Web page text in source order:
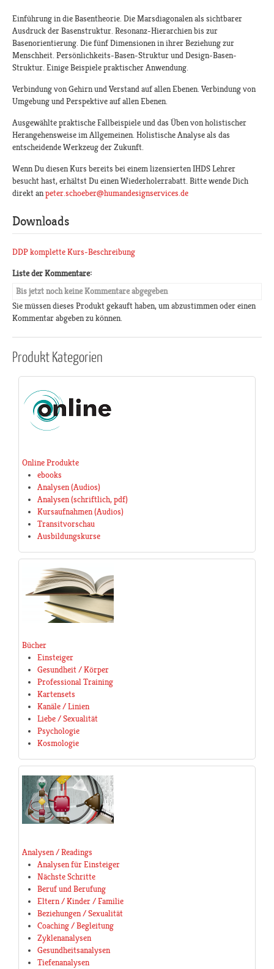
Einführung in die Basentheorie. Die Marsdiagonalen als sichtbarer
Ausdruck der Basenstruktur. Resonanz-Hierarchien bis zur
Basenorientierung. Die fünf Dimensionen in ihrer Beziehung zur
Menschheit. Persönlichkeits-Basen-Struktur und Design-Basen-
Struktur. Einige Beispiele praktischer Anwendung.
Verbindung von Gehirn und Verstand auf allen Ebenen. Verbindung von
Umgebung und Perspektive auf allen Ebenen.
Ausgewählte praktische Fallbeispiele und das Üben von holistischer
Herangehensweise im Allgemeinen. Holistische Analyse als das
entscheidende Werkzeug der Zukunft.
Wenn Du diesen Kurs bereits bei einem lizensierten IHDS Lehrer
besucht hast, erhältst Du einen Wiederholerrabatt. Bitte wende Dich
direkt anpeter.schoeber@humandesignservices.de
Downloads
DDP komplette Kurs-Beschreibung
Liste der Kommentare:
Bis jetzt noch keine Kommentare abgegeben
Sie müssen dieses Produkt gekauft haben, um abzustimmen oder einen
Kommentar abgeben zu können.
ProduktKategorien
Online Produkte
ebooks
Analysen (Audios)
Analysen (schriftlich, pdf)
Kursaufnahmen (Audios)
Transitvorschau
Ausbildungskurse
Bücher
Einsteiger
Gesundheit / Körper
Professional Training
Kartensets
Kanäle / Linien
Liebe / Sexualität
Psychologie
Kosmologie
Analysen / Readings
Analysen für Einsteiger
Nächste Schritte
Beruf und Berufung
Eltern / Kinder / Familie
Beziehungen / Sexualität
Coaching / Begleitung
Zyklenanalysen
Gesundheitsanalysen
Tiefenanalysen